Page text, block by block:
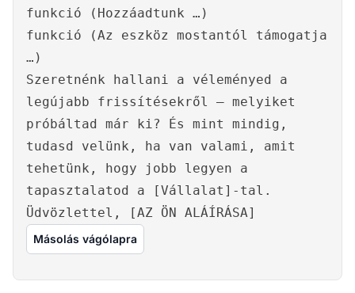
funkció (Hozzáadtunk …)
funkció (Az eszköz mostantól támogatja
…)
Szeretnénk hallani a véleményed a
legújabb frissítésekről – melyiket
próbáltad már ki? És mint mindig,
tudasd velünk, ha van valami, amit
tehetünk, hogy jobb legyen a
tapasztalatod a [Vállalat]-tal.
Üdvözlettel, [AZ ÖN ALÁÍRÁSA]
Másolás vágólapra